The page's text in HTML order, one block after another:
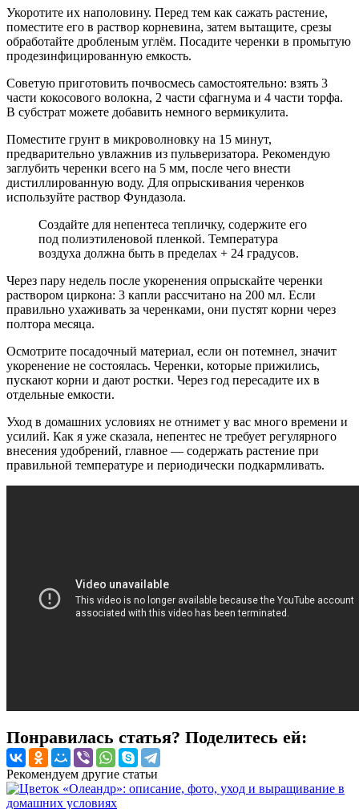
Укоротите их наполовину. Перед тем как сажать растение,
поместите его в раствор корневина, затем вытащите, срезы
обработайте дробленым углём. Посадите черенки в промытую
продезинфицированную емкость.
Советую приготовить почвосмесь самостоятельно: взять 3
части кокосового волокна, 2 части сфагнума и 4 части торфа.
В субстрат можете добавить немного вермикулита.
Поместите грунт в микроволновку на 15 минут,
предварительно увлажнив из пульверизатора. Рекомендую
заглубить черенки всего на 5 мм, после чего внести
дистиллированную воду. Для опрыскивания черенков
используйте раствор Фундазола.
Создайте для непентеса тепличку, содержите его
под полиэтиленовой пленкой. Температура
воздуха должна быть в пределах + 24 градусов.
Через пару недель после укоренения опрыскайте черенки
раствором циркона: 3 капли рассчитано на 200 мл. Если
правильно ухаживать за черенками, они пустят корни через
полтора месяца.
Осмотрите посадочный материал, если он потемнел, значит
укоренение не состоялась. Черенки, которые прижились,
пускают корни и дают ростки. Через год пересадите их в
отдельные емкости.
Уход в домашних условиях не отнимет у вас много времени и
усилий. Как я уже сказала, непентес не требует регулярного
внесения удобрений, главное — содержать растение при
правильной температуре и периодически подкармливать.
Понравилась статья? Поделитесь ей:
Рекомендуем другие статьи